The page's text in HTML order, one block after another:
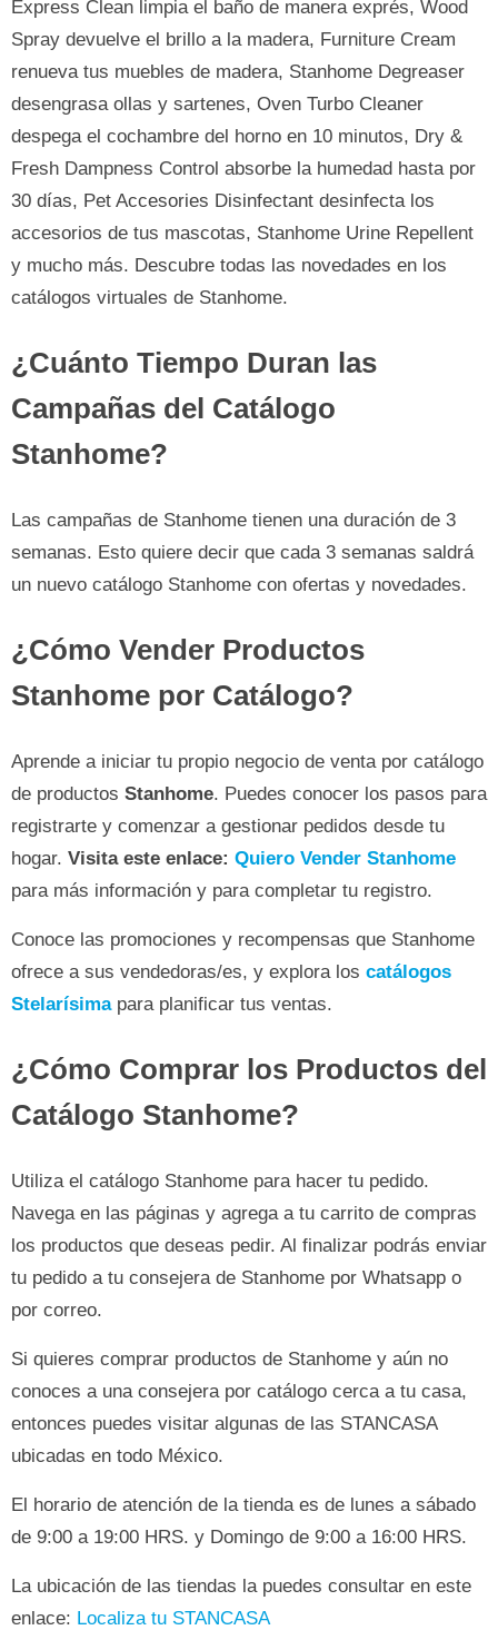
Express Clean limpia el baño de manera exprés, Wood
Spray devuelve el brillo a la madera, Furniture Cream
renueva tus muebles de madera, Stanhome Degreaser
desengrasa ollas y sartenes, Oven Turbo Cleaner
despega el cochambre del horno en 10 minutos, Dry &
Fresh Dampness Control absorbe la humedad hasta por
30 días, Pet Accesories Disinfectant desinfecta los
accesorios de tus mascotas, Stanhome Urine Repellent
y mucho más. Descubre todas las novedades en los
catálogos virtuales de Stanhome.
¿Cuánto Tiempo Duran las
Campañas del Catálogo
Stanhome?
Las campañas de Stanhome tienen una duración de 3
semanas. Esto quiere decir que cada 3 semanas saldrá
un nuevo catálogo Stanhome con ofertas y novedades.
¿Cómo Vender Productos
Stanhome por Catálogo?
Aprende a iniciar tu propio negocio de venta por catálogo
de productos Stanhome. Puedes conocer los pasos para
registrarte y comenzar a gestionar pedidos desde tu
hogar. Visita este enlace: Quiero Vender Stanhome
para más información y para completar tu registro.
Conoce las promociones y recompensas que Stanhome
ofrece a sus vendedoras/es, y explora los catálogos
Stelarísimapara planificar tus ventas.
¿Cómo Comprar los Productos del
Catálogo Stanhome?
Utiliza el catálogo Stanhome para hacer tu pedido.
Navega en las páginas y agrega a tu carrito de compras
los productos que deseas pedir. Al finalizar podrás enviar
tu pedido a tu consejera de Stanhome por Whatsapp o
por correo.
Si quieres comprar productos de Stanhome y aún no
conoces a una consejera por catálogo cerca a tu casa,
entonces puedes visitar algunas de las STANCASA
ubicadas en todo México.
El horario de atención de la tienda es de lunes a sábado
de 9:00 a 19:00 HRS. y Domingo de 9:00 a 16:00 HRS.
La ubicación de las tiendas la puedes consultar en este
enlace: Localiza tu STANCASA